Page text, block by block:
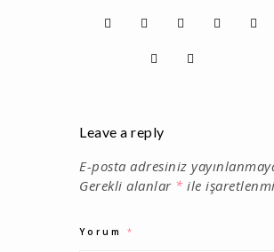
Leave a reply
E-posta adresiniz
Gerekli alanlar *ile
Yorum *